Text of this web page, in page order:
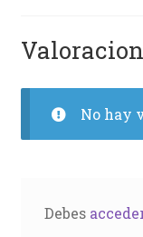
No hay
Debes